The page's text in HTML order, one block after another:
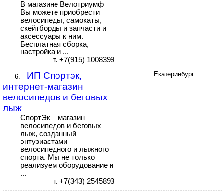
В магазине Велотриумф
Вы можете приобрести
велосипеды, самокаты,
скейтборды и запчасти и
аксессуары к ним.
Бесплатная сборка,
настройка и ...
т. +7(915) 1008399
6.
ИП Спортэк,
интернет-магазин
велосипедов и беговых
лыж
СпортЭк – магазин
велосипедов и беговых
лыж, созданный
энтузиастами
велосипедного и лыжного
спорта. Мы не только
реализуем оборудование и
...
т. +7(343) 2545893
Екатеринбург